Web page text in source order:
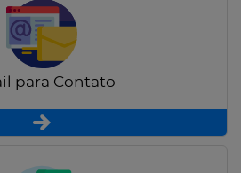
para Contato